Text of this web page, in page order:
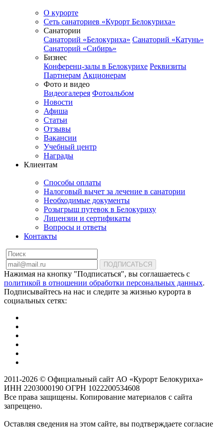
О курорте
Сеть санаториев «Курорт Белокуриха»
Санатории
Санаторий «Белокуриха» Санаторий «Катунь»
Санаторий «Сибирь»
Бизнес
Конференц-залы в Белокурихе Реквизиты
Партнерам Акционерам
Фото и видео
Видеогалерея Фотоальбом
Новости
Афиша
Статьи
Отзывы
Вакансии
Учебный центр
Награды
Клиентам
Способы оплаты
Налоговый вычет за лечение в санатории
Необходимые документы
Розыгрыш путевок в Белокуриху
Лицензии и сертификаты
Вопросы и ответы
Контакты
ПОДПИСАТЬСЯ
Нажимая на кнопку "Подписаться", вы соглашаетесь с
политикой в отношении обработки персональных данных.
Подписывайтесь на нас и следите за жизнью курорта в
социальных сетях:
2011-2026 © Официальный сайт АО «Курорт Белокуриха»
ИНН 2203000190 ОГРН 1022200534608
Все права защищены. Копирование материалов с сайта
запрещено.
Оставляя сведения на этом сайте, вы подтверждаете согласие